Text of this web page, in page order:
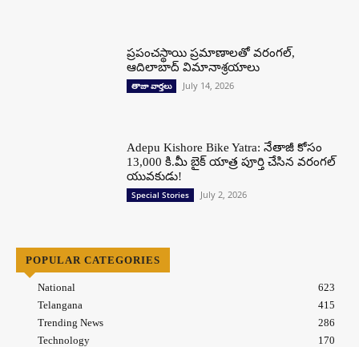
ప్రపంచస్థాయి ప్రమాణాలతో వరంగల్,
ఆదిలాబాద్ విమానాశ్రయాలు
తాజా వార్తలు July 14, 2026
Adepu Kishore Bike Yatra: నేతాజీ కోసం
13,000 కి.మీ బైక్ యాత్ర పూర్తి చేసిన వరంగల్
యువకుడు!
Special Stories July 2, 2026
POPULAR CATEGORIES
National
623
Telangana
415
Trending News
286
Technology
170